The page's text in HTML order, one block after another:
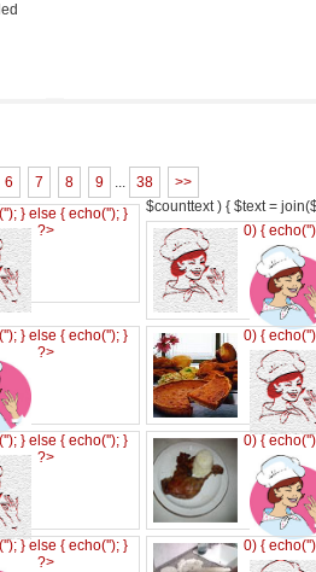
6 7 8 9 ... 38
>>
$counttext ) { $text =
'); } else { echo(''); }
?>
0) { echo('
'); } else { echo(''); }
?>
0) { echo('
'); } else { echo(''); }
?>
0) { echo('
'); } else { echo(''); }
?>
0) { echo('